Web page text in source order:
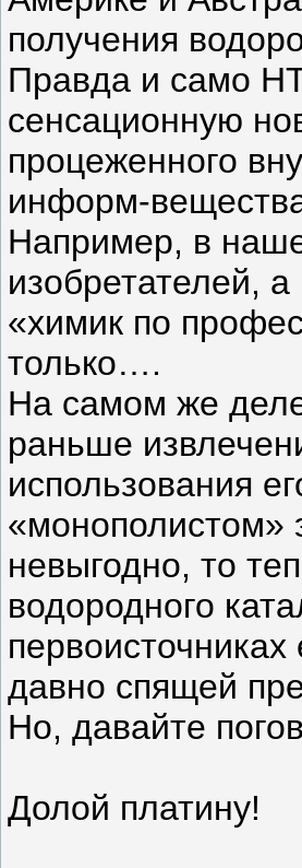
получения
Правда и само
сенсационную
процеженного
информ-
Например, в
изобретателей,
«химик по
только….
На самом же
раньше
использования
«монополистом»
невыгодно, то
водородного
давно спящей
Но, давайте
Долой платину!